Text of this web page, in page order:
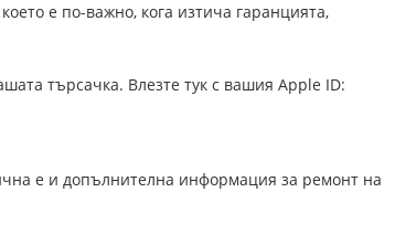
е по-важно, кога изтича гаранцията,
търсачка. Влезте тук с вашия Apple ID:
е и допълнителна информация за ремонт на